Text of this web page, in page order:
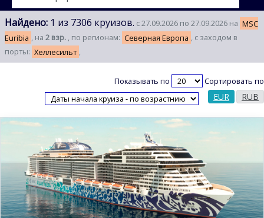
Найдено: 1 из 7306 круизов. с 27.09.2026 по 27.09.2026 на MSC
Euribia , на 2 взр. , по регионам: Северная Европа , с заходом в
порты: Хеллесильт ,
Показывать по Сортировать по
EUR RUB